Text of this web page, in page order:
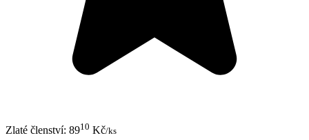
Zlaté členství: 8910 Kč/ks